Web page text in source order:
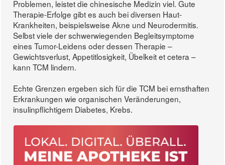
Problemen, leistet die chinesische Medizin viel. Gute
Therapie-Erfolge gibt es auch bei diversen Haut-
Krankheiten, beispielsweise Akne und Neurodermitis.
Selbst viele der schwerwiegenden Begleitsymptome
eines Tumor-Leidens oder dessen Therapie –
Gewichtsverlust, Appetitlosigkeit, Übelkeit et cetera –
kann TCM lindern.
Echte Grenzen ergeben sich für die TCM bei ernsthaften
Erkrankungen wie organischen Veränderungen,
insulinpflichtigem Diabetes, Krebs.